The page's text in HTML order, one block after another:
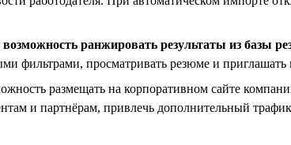
ранжировать результаты из базы
фильтрами, просматривать резюме и
размещать на корпоративном сайте
и партнёрам, привлечь дополнительный